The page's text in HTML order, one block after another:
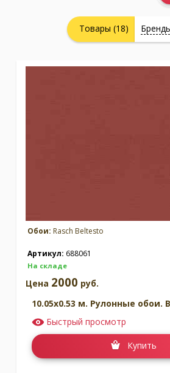
Личный кабинет
Товары (18)
Обои: Rasch Beltesto
Артикул: 688061
На складе
Цена 2000 руб.
10.05x0.53 м. Рулонные обои.
Быстрый просмотр
Купить